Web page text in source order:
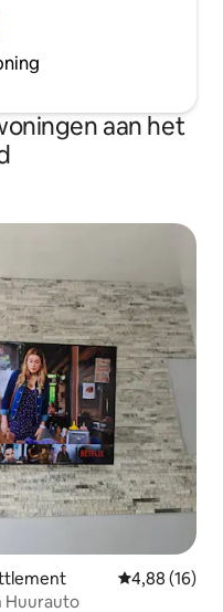
aan het
Gemiddelde
4,88 (16)
Huurauto